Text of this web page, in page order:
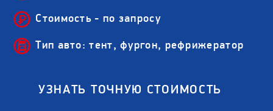
Стоимость - по запросу
Тип авто: тент, фургон, рефрижератор
УЗНАТЬ ТОЧНУЮ СТОИМОСТЬ